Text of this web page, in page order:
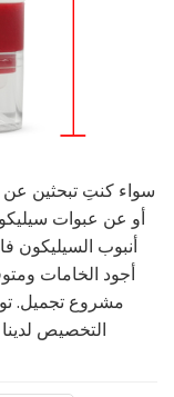
سواء كنتِ تبحثين عن
أو عن عبوات
أنبوب السيليكون
أجود الخامات
مشروع تجميل.
التخصيص